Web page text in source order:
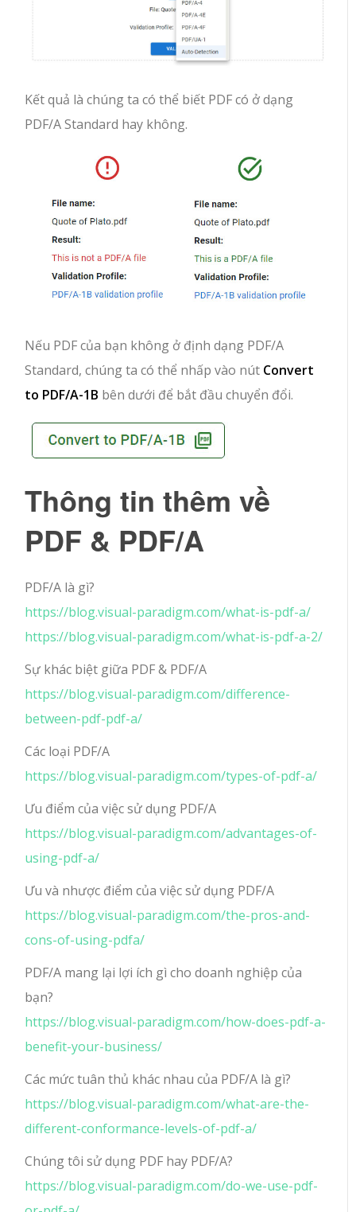
Kết quả là chúng ta có thể biết PDF có ở dạng
PDF/A Standard hay không.
Nếu PDF của bạn không ở định dạng PDF/A
Standard, chúng ta có thể nhấp vào nút Convert
to PDF/A-1B bên dưới để bắt đầu chuyển đổi.
Thông tin thêm về
PDF & PDF/A
PDF/A là gì?
https://blog.visual-paradigm.com/what-is-pdf-a/
https://blog.visual-paradigm.com/what-is-pdf-a-2/
Sự khác biệt giữa PDF & PDF/A
https://blog.visual-paradigm.com/difference-
between-pdf-pdf-a/
Các loại PDF/A
https://blog.visual-paradigm.com/types-of-pdf-a/
Ưu điểm của việc sử dụng PDF/A
https://blog.visual-paradigm.com/advantages-of-
using-pdf-a/
Ưu và nhược điểm của việc sử dụng PDF/A
https://blog.visual-paradigm.com/the-pros-and-
cons-of-using-pdfa/
PDF/A mang lại lợi ích gì cho doanh nghiệp của
bạn?
https://blog.visual-paradigm.com/how-does-pdf-a-
benefit-your-business/
Các mức tuân thủ khác nhau của PDF/A là gì?
https://blog.visual-paradigm.com/what-are-the-
different-conformance-levels-of-pdf-a/
Chúng tôi sử dụng PDF hay PDF/A?
https://blog.visual-paradigm.com/do-we-use-pdf-